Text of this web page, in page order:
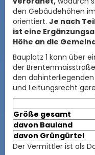
den Gebäudehöhen
orientiert. Je nach
ist eine
Höhe an die
Bauplatz 1 kann über
der
den
und Leitungsrecht
Größe gesamt
davon Bauland
davon Grüngürtel
Der Vermittler ist als